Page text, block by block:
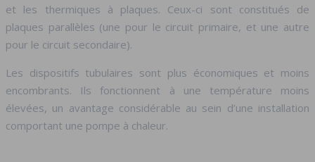
et les thermiques à plaques. Ceux-ci sont constitués de
plaques parallèles (une pour le circuit primaire, et une autre
pour le circuit secondaire).
Les dispositifs tubulaires sont plus économiques et moins
encombrants. Ils fonctionnent à une température moins
élevées, un avantage considérable au sein d’une installation
comportant une pompe à chaleur.